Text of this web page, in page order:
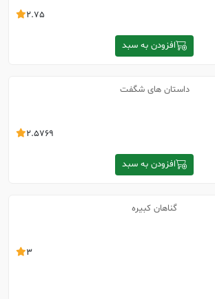
2.75
افزودن به سبد
داستان های شگفت
2.5769
افزودن به سبد
گناهان کبیره
3